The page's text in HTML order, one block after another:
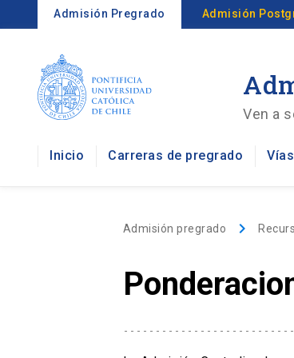
Admisión Pregrado Admisión
Ven a
Inicio Carreras de pregrado
Admisión pregrado keyboard_arrow_right